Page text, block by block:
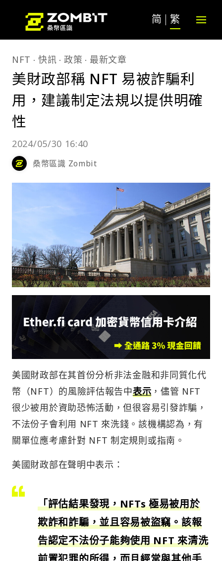
简 繁
NFT 快訊 政策 最新文章
美財政部稱 NFT 易被詐騙利
用，建議制定法規以提供明確
性
2024/05/30 16:40
桑幣區識 Zombit
美國財政部在其首份分析非法金融和非同質化代
幣（NFT）的風險評估報告中表示 ，儘管 NFT
很少被用於資助恐怖活動，但很容易引發詐騙，
不法份子會利用 NFT 來洗錢。該機構認為，有
關單位應考慮針對 NFT 制定規則或指南。
美國財政部在聲明中表示：
「評估結果發現，NFTs 極易被用於
欺詐和詐騙，並且容易被盜竊。該報
告認定不法份子能夠使用 NFT 來清洗